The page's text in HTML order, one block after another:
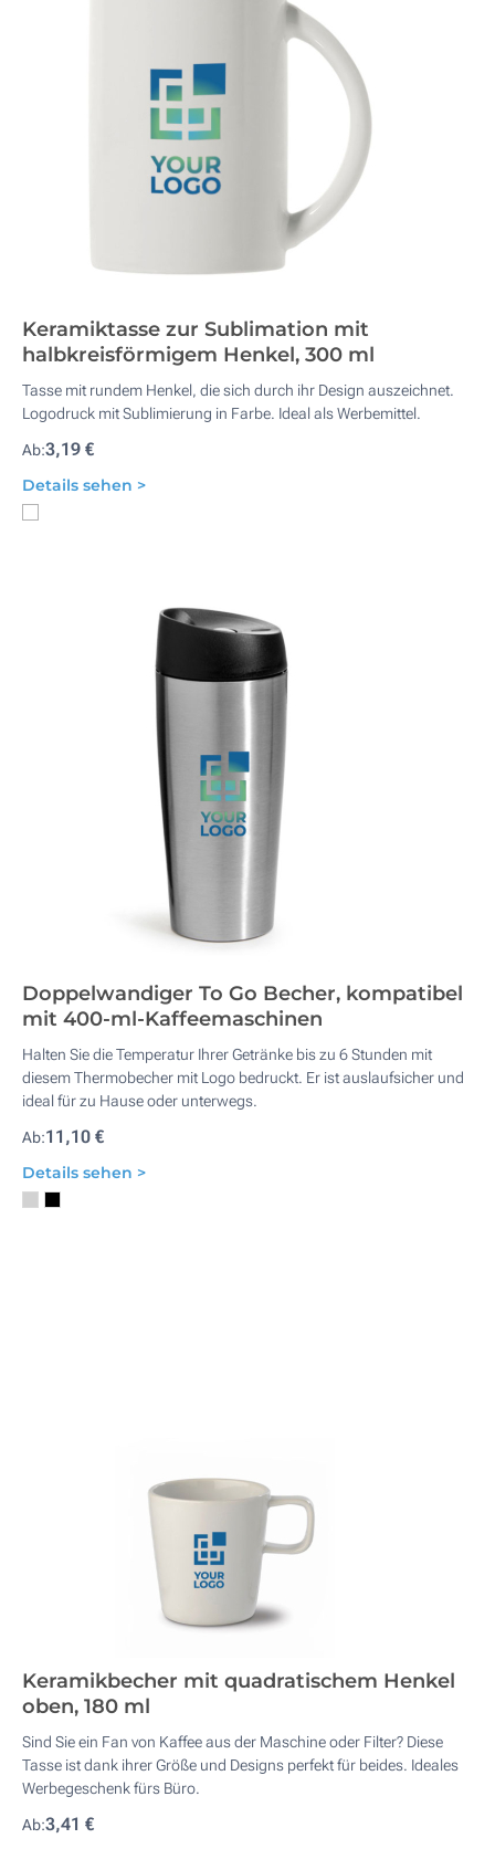
Keramiktasse zur Sublimation mit
halbkreisförmigem Henkel, 300 ml
Tasse mit rundem Henkel, die sich durch ihr Design auszeichnet.
Logodruck mit Sublimierung in Farbe. Ideal als Werbemittel.
Ab:3,19 €
Details sehen >
Doppelwandiger To Go Becher, kompatibel
mit 400-ml-Kaffeemaschinen
Halten Sie die Temperatur Ihrer Getränke bis zu 6 Stunden mit
diesem Thermobecher mit Logo bedruckt. Er ist auslaufsicher und
ideal für zu Hause oder unterwegs.
Ab:11,10 €
Details sehen >
Keramikbecher mit quadratischem Henkel
oben, 180 ml
Sind Sie ein Fan von Kaffee aus der Maschine oder Filter? Diese
Tasse ist dank ihrer Größe und Designs perfekt für beides. Ideales
Werbegeschenk fürs Büro.
Ab:3,41 €